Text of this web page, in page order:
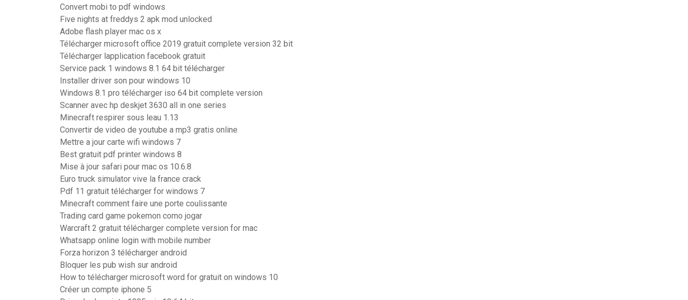
Convert mobi to pdf windows
Five nights at freddys 2 apk mod unlocked
Adobe flash player mac os x
Télécharger microsoft office 2019 gratuit complete version 32 bit
Télécharger lapplication facebook gratuit
Service pack 1 windows 8.1 64 bit télécharger
Installer driver son pour windows 10
Windows 8.1 pro télécharger iso 64 bit complete version
Scanner avec hp deskjet 3630 all in one series
Minecraft respirer sous leau 1.13
Convertir de video de youtube a mp3 gratis online
Mettre a jour carte wifi windows 7
Best gratuit pdf printer windows 8
Mise à jour safari pour mac os 10.6.8
Euro truck simulator vive la france crack
Pdf 11 gratuit télécharger for windows 7
Minecraft comment faire une porte coulissante
Trading card game pokemon como jogar
Warcraft 2 gratuit télécharger complete version for mac
Whatsapp online login with mobile number
Forza horizon 3 télécharger android
Bloquer les pub wish sur android
How to télécharger microsoft word for gratuit on windows 10
Créer un compte iphone 5